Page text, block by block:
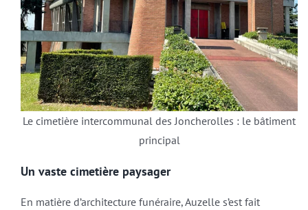
Le cimetière intercommunal des Joncherolles : le bâtiment
principal
Un vaste cimetière paysager
En matière d’architecture funéraire, Auzelle s’est fait